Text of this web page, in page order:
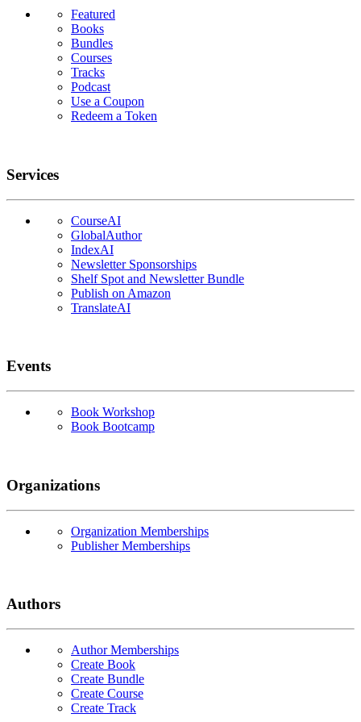
Featured
Books
Bundles
Courses
Tracks
Podcast
Use a Coupon
Redeem a Token
Services
CourseAI
GlobalAuthor
IndexAI
Newsletter Sponsorships
Shelf Spot and Newsletter Bundle
Publish on Amazon
TranslateAI
Events
Book Workshop
Book Bootcamp
Organizations
Organization Memberships
Publisher Memberships
Authors
Author Memberships
Create Book
Create Bundle
Create Course
Create Track